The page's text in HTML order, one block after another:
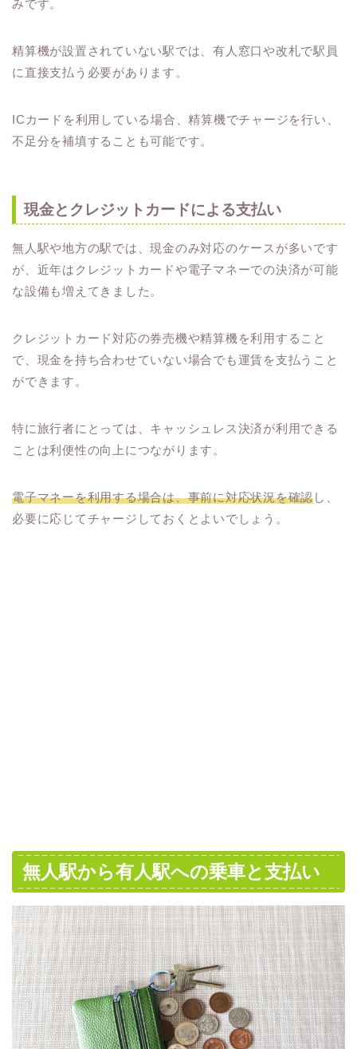
みです。
精算機が設置されていない駅では、有人窓口や改札で駅員
に直接支払う必要があります。
ICカードを利用している場合、精算機でチャージを行い、
不足分を補填することも可能です。
現金とクレジットカードによる支払い
無人駅や地方の駅では、現金のみ対応のケースが多いです
が、近年はクレジットカードや電子マネーでの決済が可能
な設備も増えてきました。
クレジットカード対応の券売機や精算機を利用すること
で、現金を持ち合わせていない場合でも運賃を支払うこと
ができます。
特に旅行者にとっては、キャッシュレス決済が利用できる
ことは利便性の向上につながります。
電子マネーを利用する場合は、事前に対応状況を確認し、
必要に応じてチャージしておくとよいでしょう。
無人駅から有人駅への乗車と支払い